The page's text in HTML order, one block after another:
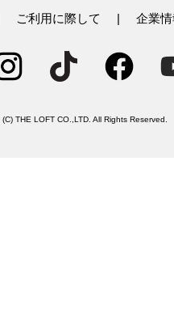
ご利用に際して 企業
THE LOFT CO.,LTD. All Rights Reserved.